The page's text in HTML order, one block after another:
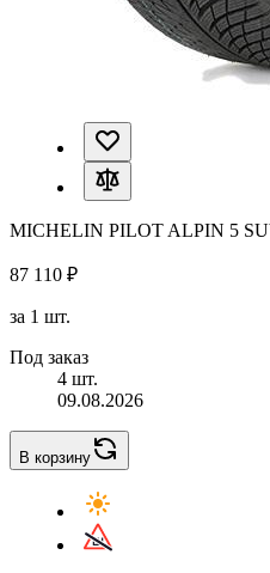
MICHELIN PILOT ALPIN 5
87 110 ₽
за 1 шт.
Под заказ
4 шт.
09.08.2026
В корзину